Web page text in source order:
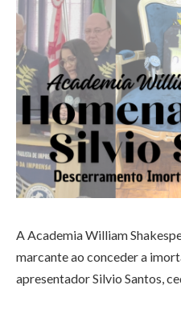
A Academia William
marcante ao conceder a
apresentador Silvio Santos,